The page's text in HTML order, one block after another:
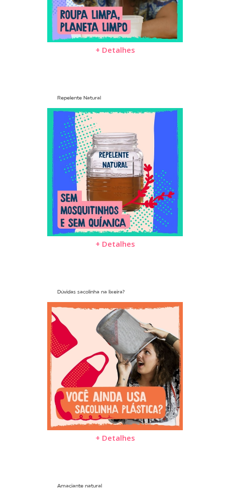
+ Detalhes
Repelente Natural
+ Detalhes
Dúvidas sacolinha na lixeira?
+ Detalhes
Amaciante natural